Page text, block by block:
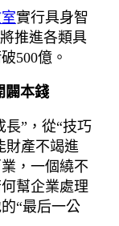
實行具身智
推進各類具
500億。
闢本錢
長”，從“技巧
財產不竭進
，一個繞不
幫企業處理
“最后一公